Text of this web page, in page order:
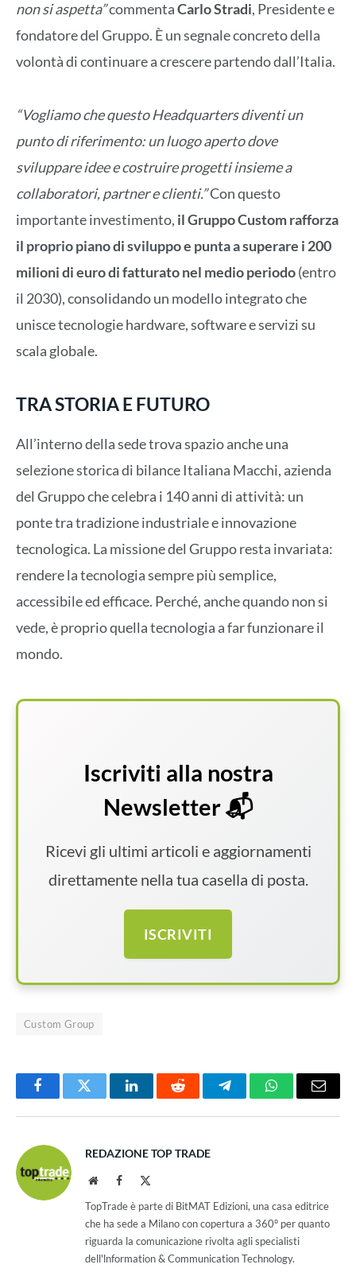
non si aspetta”commentaCarlo Stradi, Presidente e
fondatore del Gruppo. È un segnale concreto della
volontà di continuare a crescere partendo dall’Italia.
“Vogliamo che questo Headquarters diventi un
punto di riferimento: un luogo aperto dove
sviluppare idee e costruire progetti insieme a
collaboratori, partner e clienti.”Con questo
importante investimento, il Gruppo Custom rafforza
il proprio piano di sviluppo e punta a superare i 200
milioni di euro di fatturato nel medio periodo(entro
il 2030), consolidando un modello integrato che
unisce tecnologie hardware, software e servizi su
scala globale.
TRA STORIA E FUTURO
All’interno della sede trova spazio anche una
selezione storica di bilance Italiana Macchi, azienda
del Gruppo che celebra i 140 anni di attività: un
ponte tra tradizione industriale e innovazione
tecnologica. La missione del Gruppo resta invariata:
rendere la tecnologia sempre più semplice,
accessibile ed efficace. Perché, anche quando non si
vede, è proprio quella tecnologia a far funzionare il
mondo.
Iscriviti alla nostra
Newsletter 📬
Ricevi gli ultimi articoli e aggiornamenti
direttamente nella tua casella di posta.
ISCRIVITI
Custom Group
FacebookTwitter LinkedInReddit TelegramWhatsAppEmail
REDAZIONE TOP TRADE
WebsiteFacebook
TopTrade è parte di BitMAT Edizioni, una casa editrice
che ha sede a Milano con copertura a 360° per quanto
riguarda la comunicazione rivolta agli specialisti
dell'lnformation & Communication Technology.